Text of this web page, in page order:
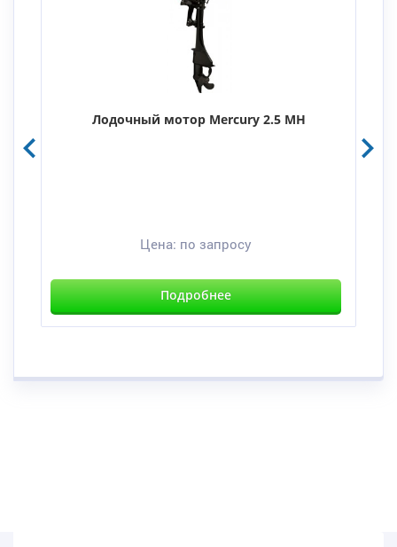
Лодочный мотор Mercury 2.5 MH
Цена: по запросу
Подробнее